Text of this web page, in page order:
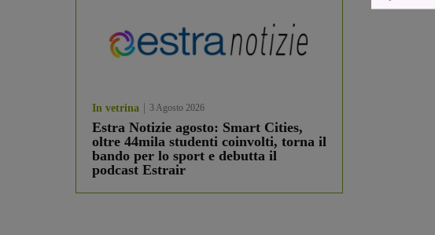
In vetrina 3 Agosto 2026
Estra Notizie agosto: Smart Cities,
oltre 44mila studenti coinvolti, torna il
bando per lo sport e debutta il
podcast Estrair